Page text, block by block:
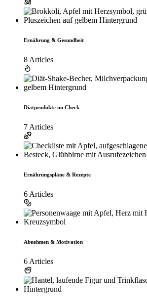
Ernährung & Gesundheit
8 Articles
Diätprodukte im Check
7 Articles
Ernährungspläne & Rezepte
6 Articles
Abnehmen & Motivation
6 Articles